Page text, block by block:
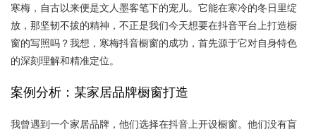
寒梅，自古以来便是文人墨客笔下的宠儿。它能在寒冷的冬日里绽
放，那坚韧不拔的精神，不正是我们今天想要在抖音平台上打造橱
窗的写照吗？我想，寒梅抖音橱窗的成功，首先源于它对自身特色
的深刻理解和精准定位。
案例分析：某家居品牌橱窗打造
我曾遇到一个家居品牌，他们选择在抖音上开设橱窗。他们没有盲